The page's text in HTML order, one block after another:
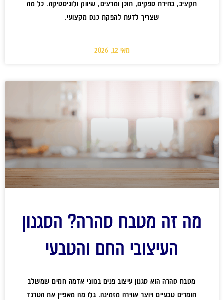
תקציב, בחירת ספקים, תוכן ומרצים, שיווק ולוגיסטיקה. כל מה
שצריך לדעת להפקת כנס מקצועי.
מאי 12, 2026
מה זה מטבח סהרה? הסגנון
העיצובי החם והטבעי
מטבח סהרה הוא סגנון עיצוב פנים בגווני אדמה חמים שמשלב
חומרים טבעיים ויוצר אווירה מזמינה. גלו מה מאפיין את הטרנד